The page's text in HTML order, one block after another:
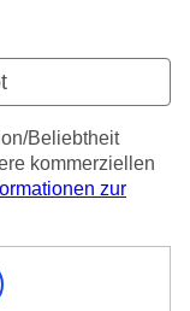
Beliebtheit
kommerziellen
zur